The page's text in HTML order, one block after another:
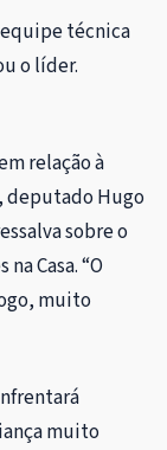
técnica
o líder.
relação à
deputado Hugo
sobre o
Casa. “O
muito
muito